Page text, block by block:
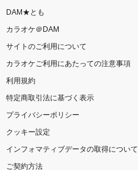
DAM★とも
カラオケ＠DAM
サイトのご利用について
カラオケご利用にあたっての注意事項
利用規約
特定商取引法に基づく表示
プライバシーポリシー
クッキー設定
インフォマティブデータの取得について
ご契約方法